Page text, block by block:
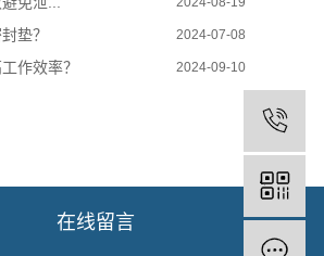
垫？ 2024-07-08
作效率？ 2024-09-10
在线留言